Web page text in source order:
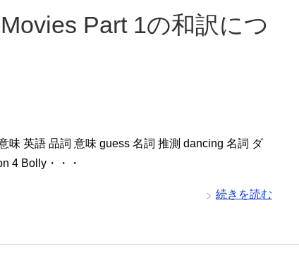
Part 1の和訳につ
味 英語 品詞 意味 guess 名詞 推測 dancing 名詞 ダ
4 Bolly・・・
続きを読む